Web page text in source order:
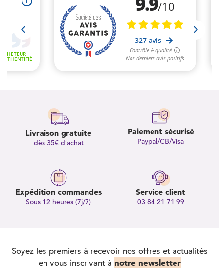
Livraison gratuite
dès 35€ d’achat
Paiement sécurisé
Paypal/CB/Visa
Expédition commandes
Sous 12 heures (7j/7)
Service client
03 84 21 71 99
Soyez les premiers à recevoir nos offres et actualités
en vous inscrivant à notre newsletter